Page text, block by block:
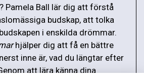
Pamela Ball lär dig att förstå
budskap, att tolka
i enskilda drömmar.
hjälper dig att få en bättre
inne är, vad du längtar efter
att lära känna dina